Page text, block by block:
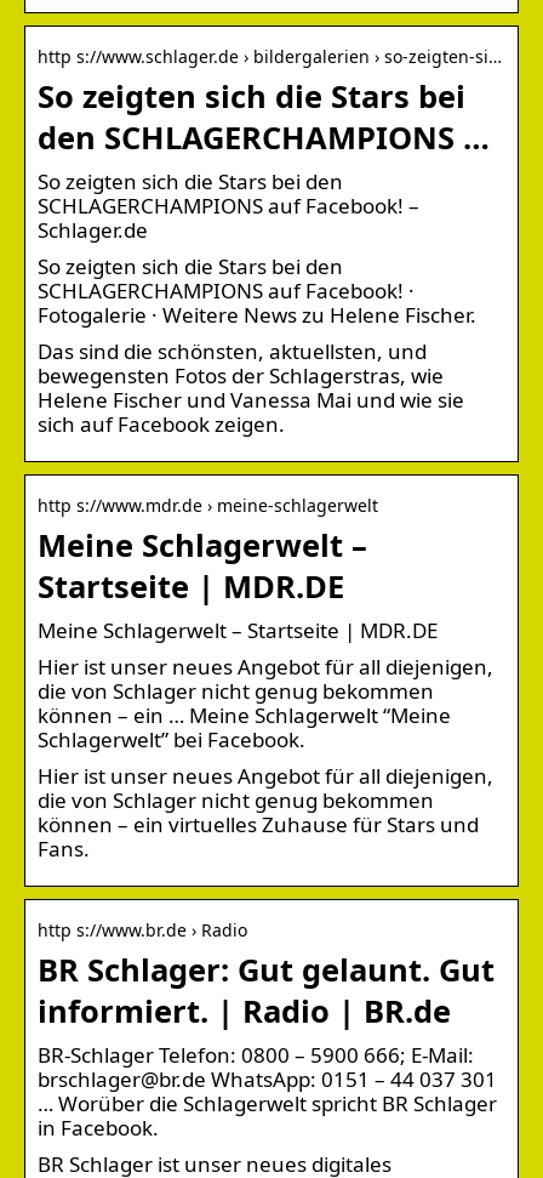
http s://www.schlager.de › bildergalerien › so-zeigten-si…
So zeigten sich die Stars bei
den SCHLAGERCHAMPIONS …
So zeigten sich die Stars bei den
SCHLAGERCHAMPIONS auf Facebook! –
Schlager.de
So zeigten sich die Stars bei den
SCHLAGERCHAMPIONS auf Facebook! ·
Fotogalerie · Weitere News zu Helene Fischer.
Das sind die schönsten, aktuellsten, und
bewegensten Fotos der Schlagerstras, wie
Helene Fischer und Vanessa Mai und wie sie
sich auf Facebook zeigen.
http s://www.mdr.de › meine-schlagerwelt
Meine Schlagerwelt –
Startseite | MDR.DE
Meine Schlagerwelt – Startseite | MDR.DE
Hier ist unser neues Angebot für all diejenigen,
die von Schlager nicht genug bekommen
können – ein … Meine Schlagerwelt “Meine
Schlagerwelt” bei Facebook.
Hier ist unser neues Angebot für all diejenigen,
die von Schlager nicht genug bekommen
können – ein virtuelles Zuhause für Stars und
Fans.
http s://www.br.de › Radio
BR Schlager: Gut gelaunt. Gut
informiert. | Radio | BR.de
BR-Schlager Telefon: 0800 – 5900 666; E-Mail:
brschlager@br.de WhatsApp: 0151 – 44 037 301
… Worüber die Schlagerwelt spricht BR Schlager
in Facebook.
BR Schlager ist unser neues digitales